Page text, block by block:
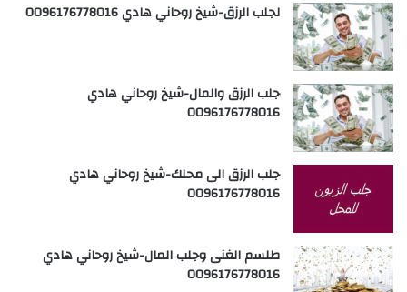
لجلب الرزق-شيخ روحاني هادي 0096176778016
جلب الرزق والمال-شيخ روحاني هادي
0096176778016
جلب الرزق الى محلك-شيخ روحاني هادي
0096176778016
طلسم الغنى وجلب المال-شيخ روحاني هادي
0096176778016